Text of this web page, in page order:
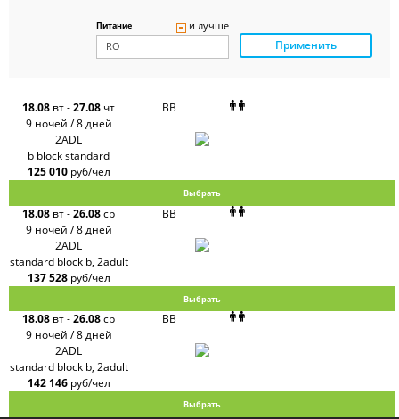
Alean
Sunmar
PlanTravel
FUN&SUN
ex TUI
Крымская
Волна
Russian
Интурист
Travelata
Питание и лучше
Применить
18.08 вт-27.08 чт
9 ночей / 8 дней
BB
2ADL
b block standard
125 010 руб/чел
Выбрать
18.08 вт-26.08ср
9 ночей / 8 дней
BB
2ADL
standard block b, 2adult
137 528 руб/чел
Выбрать
18.08 вт-26.08ср
9 ночей / 8 дней
BB
2ADL
standard block b, 2adult
142 146 руб/чел
Выбрать